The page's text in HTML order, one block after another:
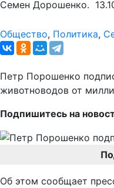
Семен Дорошенко.
Общество, Политика,
Петр Порошенко
животноводов от
Подпишитесь на
Об этом сообщает